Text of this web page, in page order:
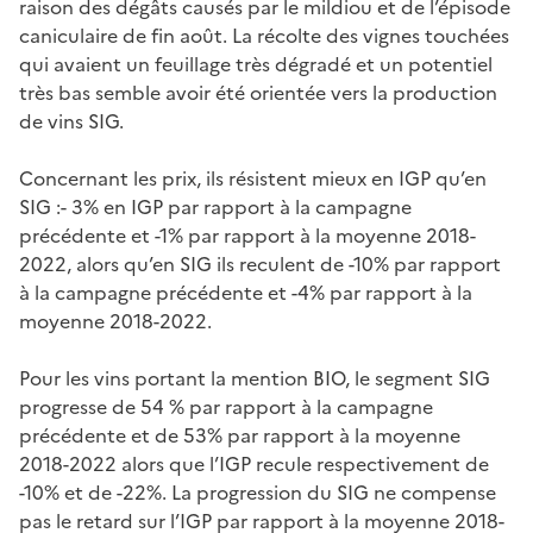
raison des dégâts causés par le mildiou et de l’épisode
caniculaire de fin août. La récolte des vignes touchées
qui avaient un feuillage très dégradé et un potentiel
très bas semble avoir été orientée vers la production
de vins SIG.
Concernant les prix, ils résistent mieux en IGP qu’en
SIG :- 3% en IGP par rapport à la campagne
précédente et -1% par rapport à la moyenne 2018-
2022, alors qu’en SIG ils reculent de -10% par rapport
à la campagne précédente et -4% par rapport à la
moyenne 2018-2022.
Pour les vins portant la mention BIO, le segment SIG
progresse de 54 % par rapport à la campagne
précédente et de 53% par rapport à la moyenne
2018-2022 alors que l’IGP recule respectivement de
-10% et de -22%. La progression du SIG ne compense
pas le retard sur l’IGP par rapport à la moyenne 2018-